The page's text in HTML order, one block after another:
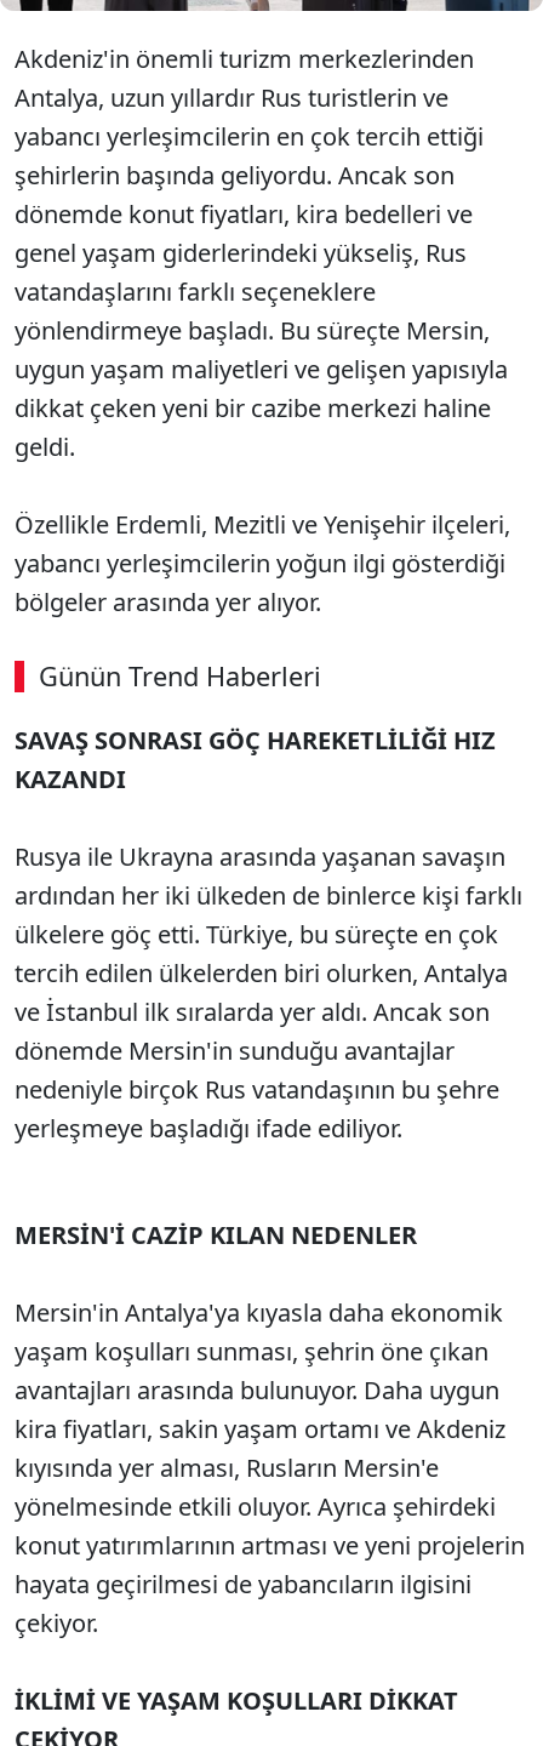
Akdeniz'in önemli turizm merkezlerinden
Antalya, uzun yıllardır Rus turistlerin ve
yabancı yerleşimcilerin en çok tercih ettiği
şehirlerin başında geliyordu. Ancak son
dönemde konut fiyatları, kira bedelleri ve
genel yaşam giderlerindeki yükseliş, Rus
vatandaşlarını farklı seçeneklere
yönlendirmeye başladı. Bu süreçte Mersin,
uygun yaşam maliyetleri ve gelişen yapısıyla
dikkat çeken yeni bir cazibe merkezi haline
geldi.
Özellikle Erdemli, Mezitli ve Yenişehir ilçeleri,
yabancı yerleşimcilerin yoğun ilgi gösterdiği
bölgeler arasında yer alıyor.
Günün Trend Haberleri
SAVAŞ SONRASI GÖÇ HAREKETLİLİĞİ HIZ
KAZANDI
Rusya ile Ukrayna arasında yaşanan savaşın
ardından her iki ülkeden de binlerce kişi farklı
ülkelere göç etti. Türkiye, bu süreçte en çok
tercih edilen ülkelerden biri olurken, Antalya
ve İstanbul ilk sıralarda yer aldı. Ancak son
dönemde Mersin'in sunduğu avantajlar
nedeniyle birçok Rus vatandaşının bu şehre
yerleşmeye başladığı ifade ediliyor.
MERSİN'İ CAZİP KILAN NEDENLER
Mersin'in Antalya'ya kıyasla daha ekonomik
yaşam koşulları sunması, şehrin öne çıkan
avantajları arasında bulunuyor. Daha uygun
kira fiyatları, sakin yaşam ortamı ve Akdeniz
kıyısında yer alması, Rusların Mersin'e
yönelmesinde etkili oluyor. Ayrıca şehirdeki
konut yatırımlarının artması ve yeni projelerin
hayata geçirilmesi de yabancıların ilgisini
çekiyor.
İKLİMİ VE YAŞAM KOŞULLARI DİKKAT
ÇEKİYOR